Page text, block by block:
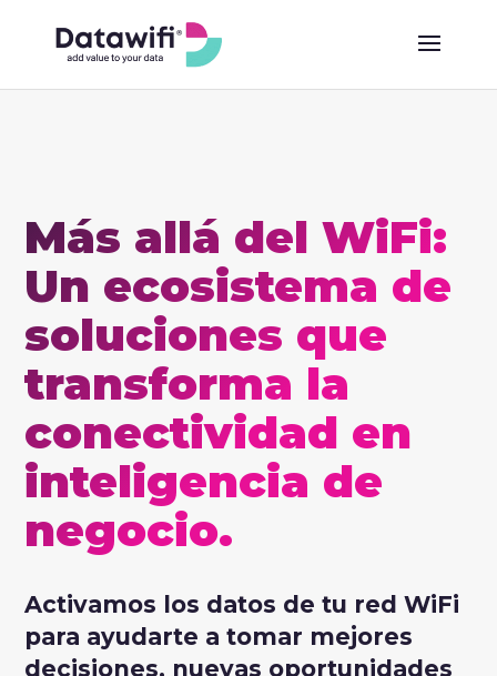
Más allá del WiFi:
Un ecosistema de
soluciones que
transforma la
conectividad en
inteligencia de
negocio.
Activamos los datos de tu red WiFi
para ayudarte a tomar mejores
decisiones, nuevas oportunidades